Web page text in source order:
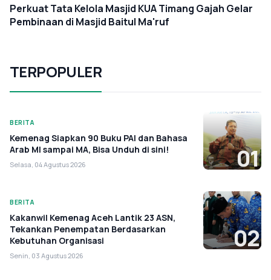
Perkuat Tata Kelola Masjid KUA Timang Gajah Gelar
Pembinaan di Masjid Baitul Ma'ruf
TERPOPULER
BERITA
Kemenag Siapkan 90 Buku PAI dan Bahasa
Arab MI sampai MA, Bisa Unduh di sini!
Selasa, 04 Agustus 2026 01
BERITA
Kakanwil Kemenag Aceh Lantik 23 ASN,
Tekankan Penempatan Berdasarkan
Kebutuhan Organisasi
Senin, 03 Agustus 2026
02